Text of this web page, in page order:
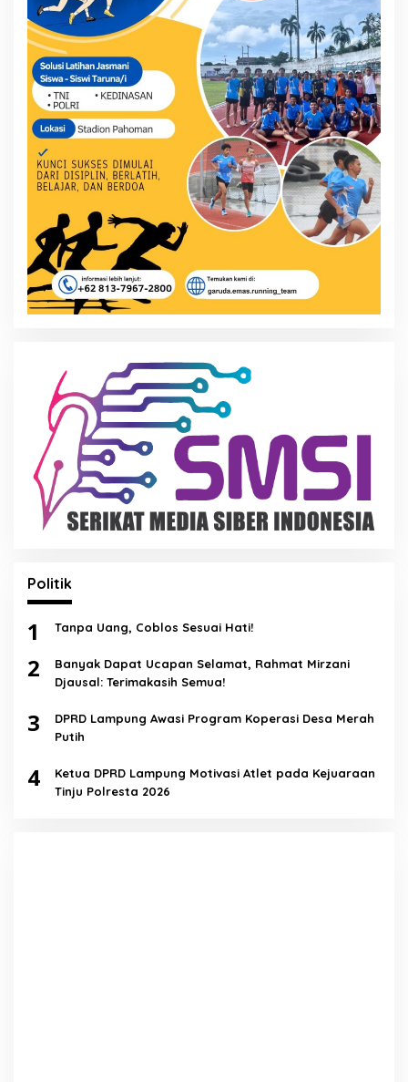
Politik
1 Tanpa Uang, Coblos Sesuai Hati!
2
Banyak Dapat Ucapan Selamat, Rahmat Mirzani
Djausal: Terimakasih Semua!
3
DPRD Lampung Awasi Program Koperasi Desa Merah
Putih
4
Ketua DPRD Lampung Motivasi Atlet pada Kejuaraan
Tinju Polresta 2026